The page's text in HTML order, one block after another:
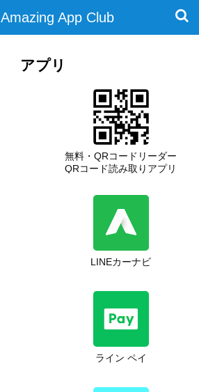
Amazing App Club
アプリ
無料・QRコードリーダー
QRコード読み取りアプリ
LINEカーナビ
ライン ペイ